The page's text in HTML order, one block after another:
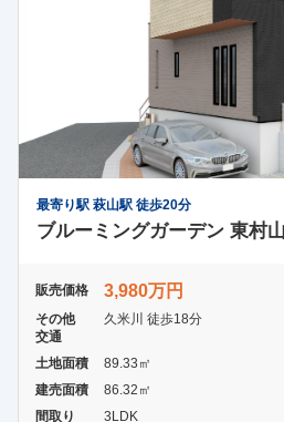
最寄り駅 萩山駅 徒歩20分
ブルーミングガーデン 東村
販売価格 3,980万円
その他
交通
久米川 徒歩18分
土地面積
89.33㎡
建売面積
86.32㎡
間取り
3LDK